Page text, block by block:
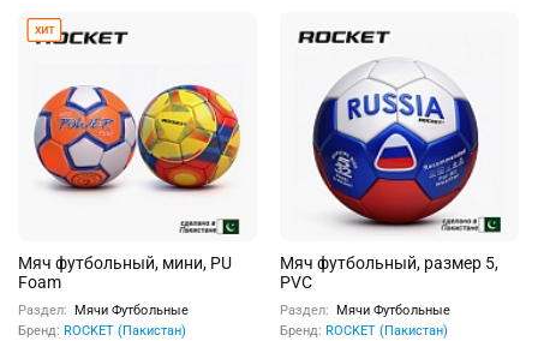
Мяч футбольный, мини, PU
Foam
Раздел:
Мячи Футбольные
Бренд: ROCKET (Пакистан)
Мяч футбольный, размер 5,
PVC
Раздел:
Мячи Футбольные
Бренд: ROCKET (Пакистан)